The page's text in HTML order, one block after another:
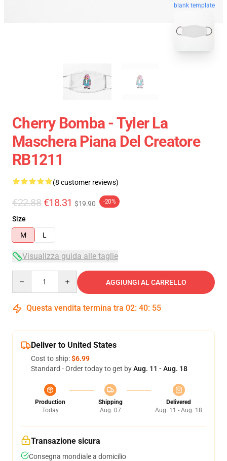
blank template
Cherry Bomba - Tyler La
Maschera Piana Del Creatore
RB1211
(8 customer reviews)
€22.88 €18.31 $19.90 -20%
Size
M
L
Visualizza guida alle taglie
AGGIUNGI AL CARRELLO
Questa vendita termina tra 02: 40: 54
Deliver to United States
Cost to ship:$6.99
Standard - Order today to get byAug. 11 - Aug. 18
Production
Today
Shipping
Aug. 07
Delivered
Aug. 11 - Aug. 18
Transazione sicura
Consegna mondiale a domicilio